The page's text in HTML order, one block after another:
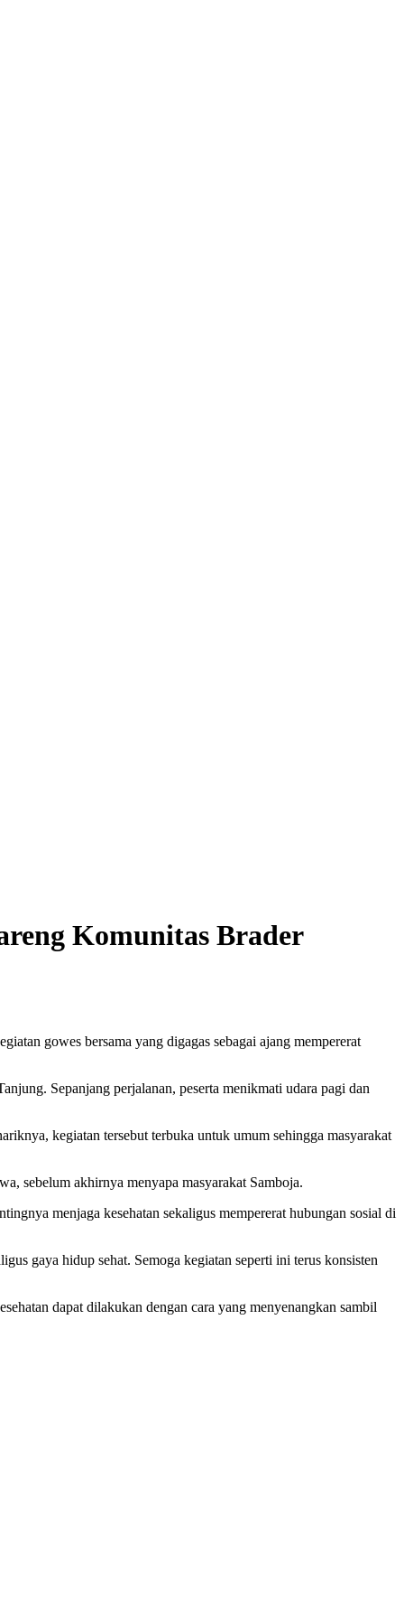
Komunitas Brader
gowes bersama yang digagas sebagai ajang mempererat
Sepanjang perjalanan, peserta menikmati udara pagi dan
kegiatan tersebut terbuka untuk umum sehingga masyarakat
sebelum akhirnya menyapa masyarakat Samboja.
menjaga kesehatan sekaligus mempererat hubungan sosial di
gaya hidup sehat. Semoga kegiatan seperti ini terus konsisten
dapat dilakukan dengan cara yang menyenangkan sambil